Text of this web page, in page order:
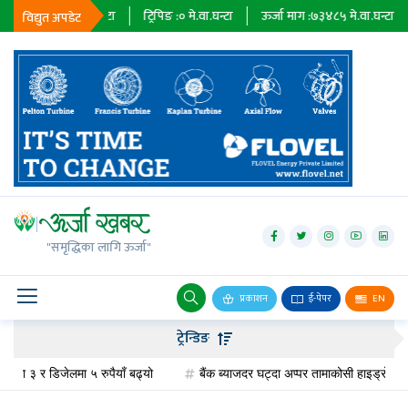
विद्युत अपडेट
मे.वा.घन्टा ट्रिपिङ : मे.वा.घन्टा ऊर्जा माग :७३४८५मे.वा.घन्टा
"समृद्धिका लागि ऊर्जा"
प्रकाशन ई-पेपर EN
जलविद्युत्
सोलार
वायु
बायोग्यास
पेट्रोलियम
ट्रेन्डिङ
र डिजेलमा ५ रुपैयाँ बढ्यो बैंक ब्याजदर घट्दा अप्पर तामाकोसी हाइड्रोपावरको